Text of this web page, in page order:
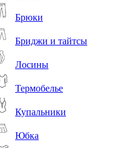
Брюки
Бриджи и тайтсы
Лосины
Термобелье
Купальники
Юбка